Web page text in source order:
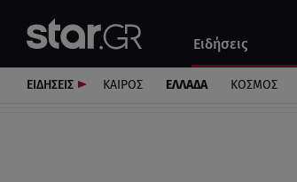
Ειδήσεις
Αυτοκίνητο
ΕΙΔΗΣΕΙΣ ΚΑΙΡΟΣ ΕΛΛΑΔΑ ΚΟΣΜΟΣ